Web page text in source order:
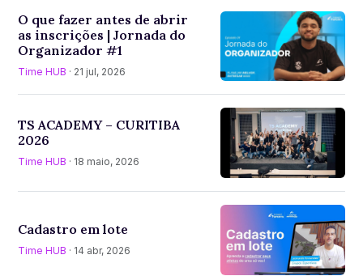
O que fazer antes de abrir
as inscrições | Jornada do
Organizador #1
Time HUB · 21 jul, 2026
TS ACADEMY – CURITIBA
2026
Time HUB · 18 maio, 2026
Cadastro em lote
Time HUB · 14 abr, 2026